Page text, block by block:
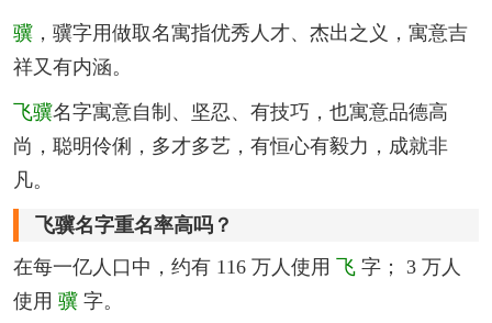
骥 ，骥字用做取名寓指优秀人才、杰出之义，寓意吉
祥又有内涵。
飞骥名字寓意自制、坚忍、有技巧，也寓意品德高
尚，聪明伶俐，多才多艺，有恒心有毅力，成就非
凡。
飞骥名字重名率高吗？
在每一亿人口中，约有 116 万人使用 飞 字； 3 万人
使用 骥 字。